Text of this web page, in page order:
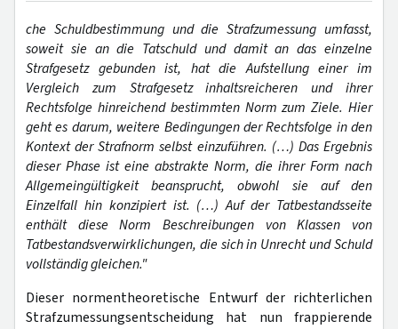
che Schuldbestimmung und die Strafzumessung umfasst,
soweit sie an die Tatschuld und damit an das einzelne
Strafgesetz gebunden ist, hat die Aufstellung einer im
Vergleich zum Strafgesetz inhaltsreicheren und ihrer
Rechtsfolge hinreichend bestimmten Norm zum Ziele. Hier
geht es darum, weitere Bedingungen der Rechtsfolge in den
Kontext der Strafnorm selbst einzuführen. (…) Das Ergebnis
dieser Phase ist eine abstrakte Norm, die ihrer Form nach
Allgemeingültigkeit beansprucht, obwohl sie auf den
Einzelfall hin konzipiert ist. (…) Auf der Tatbestandsseite
enthält diese Norm Beschreibungen von Klassen von
Tatbestandsverwirklichungen, die sich in Unrecht und Schuld
vollständig gleichen."
Dieser normentheoretische Entwurf der richterlichen
Strafzumessungsentscheidung hat nun frappierende